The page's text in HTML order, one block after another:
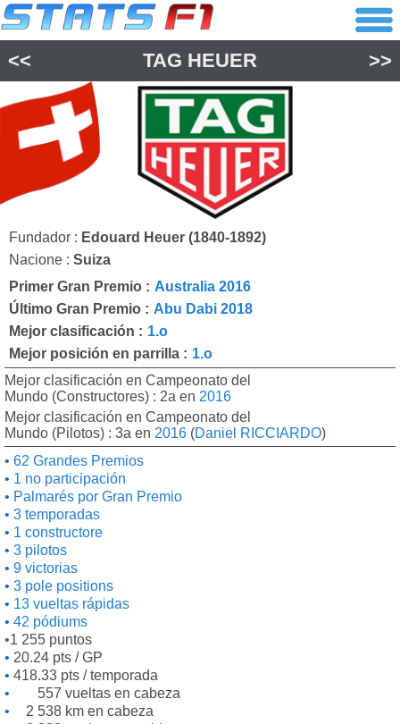
<< TAG HEUER >>
Fundador : Edouard Heuer (1840-1892)
Nacione : Suiza
Primer Gran Premio : Australia 2016
Último Gran Premio : Abu Dabi 2018
Mejor clasificación : 1.o
Mejor posición en parrilla : 1.o
Mejor clasificación en Campeonato del
Mundo (Constructores) : 2a en 2016
Mejor clasificación en Campeonato del
Mundo (Pilotos) : 3a en 2016 (Daniel RICCIARDO)
62 Grandes Premios
1 no participación
Palmarés por Gran Premio
3 temporadas
1 constructore
3 pilotos
9 victorias
3 pole positions
13 vueltas rápidas
42 pódiums
1 255 puntos
20.24 pts / GP
418.33 pts / temporada
557 vueltas en cabeza
2 538 km en cabeza